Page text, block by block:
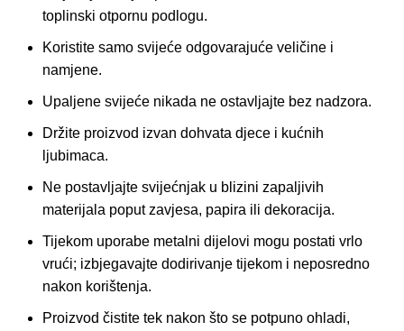
toplinski otpornu podlogu.
Koristite samo svijeće odgovarajuće veličine i
namjene.
Upaljene svijeće nikada ne ostavljajte bez nadzora.
Držite proizvod izvan dohvata djece i kućnih
ljubimaca.
Ne postavljajte svijećnjak u blizini zapaljivih
materijala poput zavjesa, papira ili dekoracija.
Tijekom uporabe metalni dijelovi mogu postati vrlo
vrući; izbjegavajte dodirivanje tijekom i neposredno
nakon korištenja.
Proizvod čistite tek nakon što se potpuno ohladi,